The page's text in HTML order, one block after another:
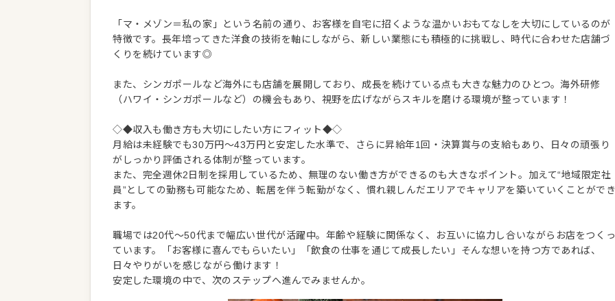
「マ・メゾン＝私の家」という名前の通り、お客様を自宅に招くような温かいおもてなしを大切にしているのが
特徴です。長年培ってきた洋食の技術を軸にしながら、新しい業態にも積極的に挑戦し、時代に合わせた店舗づ
くりを続けています◎
また、シンガポールなど海外にも店舗を展開しており、成長を続けている点も大きな魅力のひとつ。海外研修
（ハワイ・シンガポールなど）の機会もあり、視野を広げながらスキルを磨ける環境が整っています！
◇◆収入も働き方も大切にしたい方にフィット◆◇
月給は未経験でも30万円～43万円と安定した水準で、さらに昇給年1回・決算賞与の支給もあり、日々の頑張り
がしっかり評価される体制が整っています。
また、完全週休2日制を採用しているため、無理のない働き方ができるのも大きなポイント。加えて“地域限定社
員”としての勤務も可能なため、転居を伴う転勤がなく、慣れ親しんだエリアでキャリアを築いていくことがで
ます。
職場では20代～50代まで幅広い世代が活躍中。年齢や経験に関係なく、お互いに協力し合いながらお店をつく
ています。「お客様に喜んでもらいたい」「飲食の仕事を通じて成長したい」そんな想いを持つ方であれば、
日々やりがいを感じながら働けます！
安定した環境の中で、次のステップへ進んでみませんか。